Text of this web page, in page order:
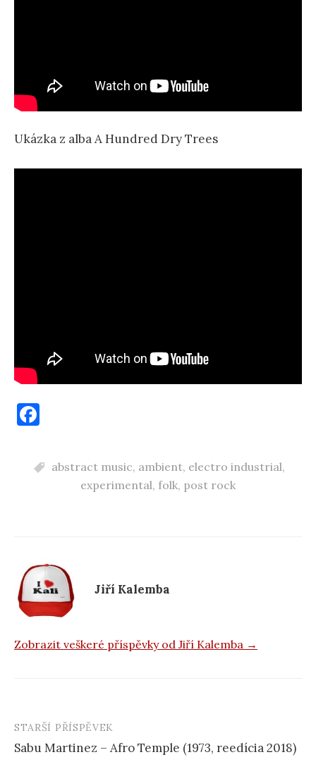
Ukázka z alba A Hundred Dry Trees
c
e
k
abstract music, ambient, electro industrial,
experimental, folk, post rock
Jiří Kalemba
Zobrazit veškeré příspěvky od Jiří Kalemba →
Navigace
příspěvku
STARŠÍ PŘÍSPĚVEK
Sabu Martinez – Afro Temple (1973, reedícia 2018)